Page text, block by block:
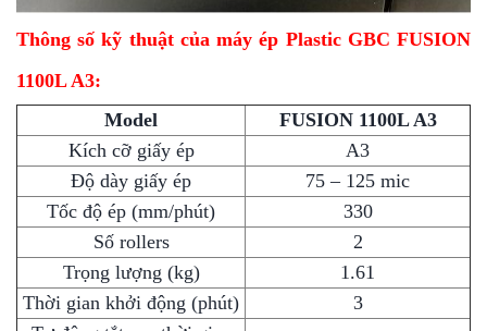
Thông số kỹ thuật của máy ép Plastic GBC FUSION
1100L A3:
Model
FUSION 1100L A3
Kích cỡ giấy ép
A3
Độ dày giấy ép
75 – 125 mic
Tốc độ ép (mm/phút)
330
Số rollers
2
Trọng lượng (kg)
1.61
Thời gian khởi động (phút)
3